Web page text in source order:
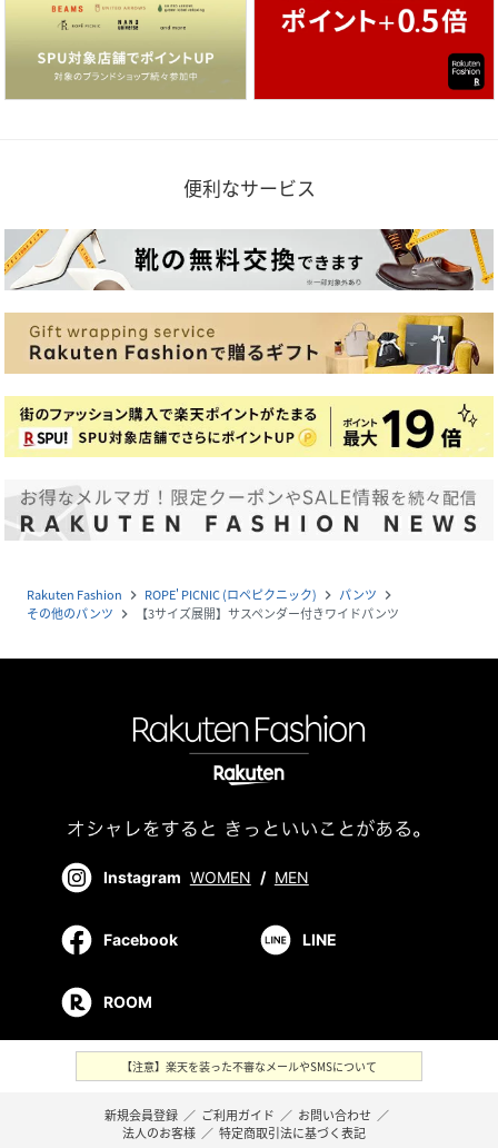
便利なサービス
Rakuten Fashion navigate_next ROPE' PICNIC (ロペピクニック) navigate_next パンツ navigate_next
その他のパンツ navigate_next 【3サイズ展開】サスペンダー付きワイドパンツ
Instagram WOMEN / MEN
Facebook LINE
ROOM
【注意】楽天を装った不審なメールやSMSについて
新規会員登録 ／ ご利用ガイド ／ お問い合わせ ／
法人のお客様 ／ 特定商取引法に基づく表記